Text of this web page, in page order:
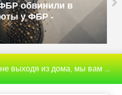
имитируют
как прокси -
дома, мы вам поможем с этим разобраться